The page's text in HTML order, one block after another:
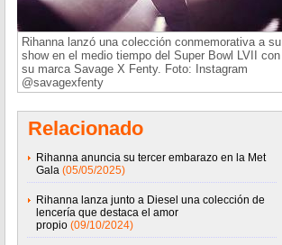
Rihanna lanzó una colección conmemorativa a su
show en el medio tiempo del Super Bowl LVII con
su marca Savage X Fenty. Foto: Instagram
@savagexfenty
Relacionado
Rihanna anuncia su tercer embarazo en la Met
Gala (05/05/2025)
Rihanna lanza junto a Diesel una colección de
lencería que destaca el amor
propio (09/10/2024)